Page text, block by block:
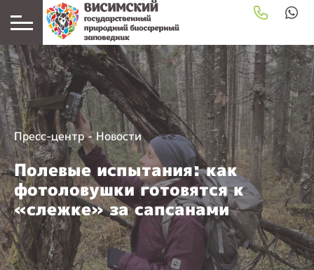
Пресс-центр-Новости
Полевые испытания: как
фотоловушки готовятся к
«слежке» за сапсанами